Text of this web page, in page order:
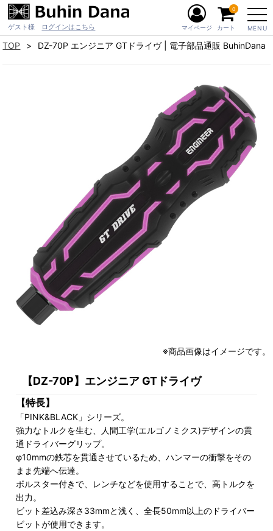
ゲスト様 ログインはこちら MENU
マイページ カート
0
TOP DZ-70P エンジニア GTドライヴ | 電子部品通販 BuhinDana
※商品画像はイメージです。
【DZ-70P】エンジニア GTドライヴ
【特長】
「PINK&BLACK」シリーズ。
強力なトルクを生む、人間工学(エルゴノミクス)デザインの貫
通ドライバーグリップ。
φ10mmの鉄芯を貫通させているため、ハンマーの衝撃をその
まま先端へ伝達。
ボルスター付きで、レンチなどを使用することで、高トルクを
出力。
ビット差込み深さ33mmと浅く、全長50mm以上のドライバー
ビットが使用できます。